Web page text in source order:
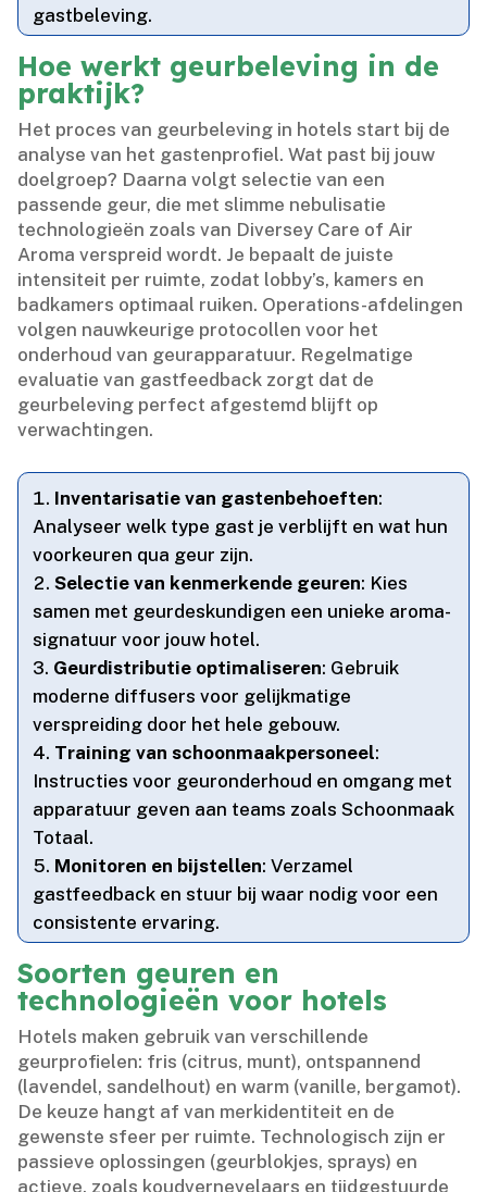
gastbeleving.​
Hoe werkt geurbeleving in de
praktijk?
Het proces van geurbeleving in hotels start bij de
analyse van het gastenprofiel.​ Wat past bij jouw
doelgroep? Daarna volgt selectie van een
passende geur, die met slimme nebulisatie
technologieën zoals van Diversey Care of Air
Aroma verspreid wordt.​ Je bepaalt de juiste
intensiteit per ruimte, zodat lobby’s, kamers en
badkamers optimaal ruiken.​ Operations-afdelingen
volgen nauwkeurige protocollen voor het
onderhoud van geurapparatuur.​ Regelmatige
evaluatie van gastfeedback zorgt dat de
geurbeleving perfect afgestemd blijft op
verwachtingen.​
Inventarisatie van gastenbehoeften:
Analyseer welk type gast je verblijft en wat hun
voorkeuren qua geur zijn.​
Selectie van kenmerkende geuren: Kies
samen met geurdeskundigen een unieke aroma-
signatuur voor jouw hotel.​
Geurdistributie optimaliseren: Gebruik
moderne diffusers voor gelijkmatige
verspreiding door het hele gebouw.​
Training van schoonmaakpersoneel:
Instructies voor geuronderhoud en omgang met
apparatuur geven aan teams zoals Schoonmaak
Totaal.​
Monitoren en bijstellen: Verzamel
gastfeedback en stuur bij waar nodig voor een
consistente ervaring.​
Soorten geuren en
technologieën voor hotels
Hotels maken gebruik van verschillende
geurprofielen: fris (citrus, munt), ontspannend
(lavendel, sandelhout) en warm (vanille, bergamot).​
De keuze hangt af van merkidentiteit en de
gewenste sfeer per ruimte.​ Technologisch zijn er
passieve oplossingen (geurblokjes, sprays) en
actieve, zoals koudvernevelaars en tijdgestuurde